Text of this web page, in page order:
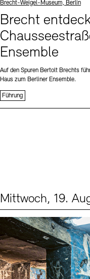
Standort
Brecht-Weigel-Museum, Berlin
Brecht
Ensemble
Auf den Spuren Bertolt Brechts
Haus zum Berliner Ensemble.
Führung
Mittwoch, 19.